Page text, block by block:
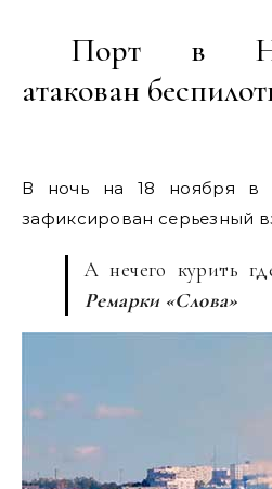
Порт в
атакован
В ночь на 18 ноября в
зафиксирован серьезный
А нечего курить
Ремарки «Слова»